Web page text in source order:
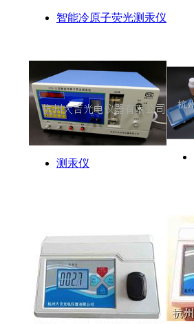
智能冷原子荧光测汞仪
测汞仪